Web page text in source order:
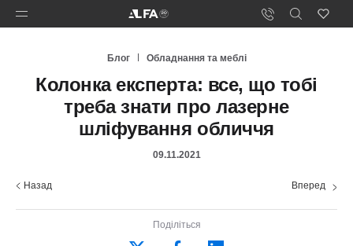
Блог Обладнання та меблі
Колонка експерта: все, що тобі
треба знати про лазерне
шліфування обличчя
09.11.2021
Назад Вперед
Поділіться